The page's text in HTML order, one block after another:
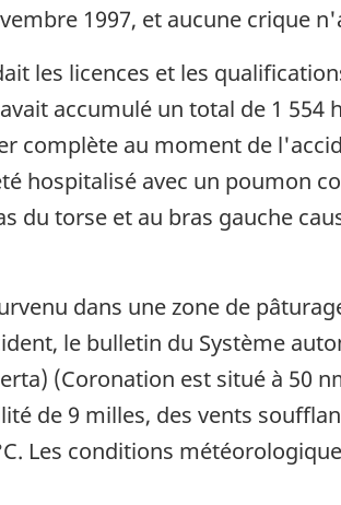
1997, et aucune crique
les licences et les
accumulé un total de 1
complète au moment de
hospitalisé avec un poumon
du torse et au bras gauche
dans une zone de
le bulletin du Système
(Coronation est situé à 50
de 9 milles, des vents
Les conditions